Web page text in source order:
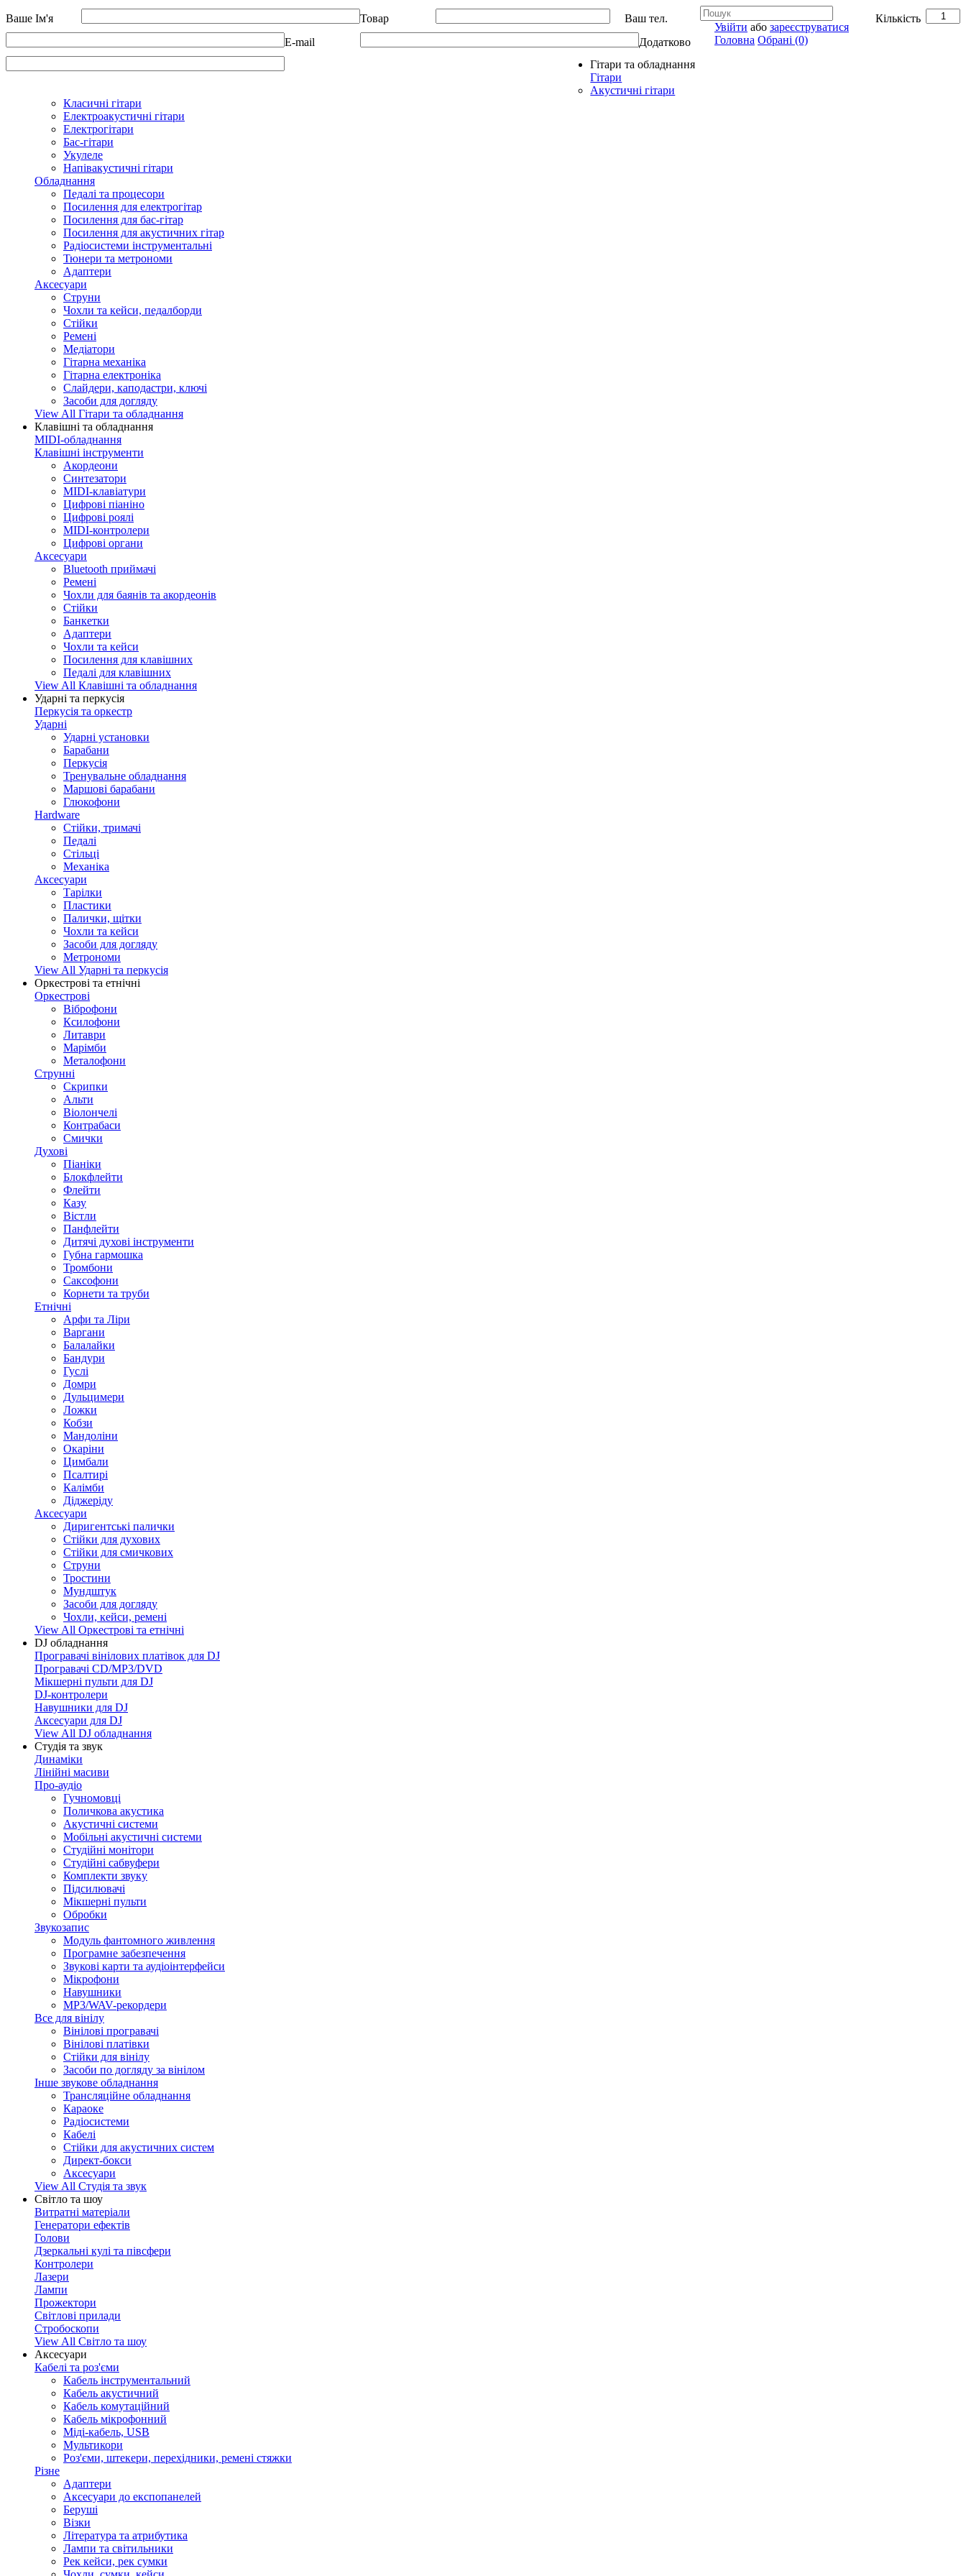
Ваше Ім'я Товар Кількість
Ваш тел.
E-mail
Додатково
Allegro - Music: Музичні інструменти в Україні
Увійти або зареєструватися
Головна Обрані (0)
Гітари та обладнання
Гітари
Акустичні гітари
Класичні гітари
Електроакустичні гітари
Електрогітари
Бас-гітари
Укулеле
Напівакустичні гітари
Обладнання
Педалі та процесори
Посилення для електрогітар
Посилення для бас-гітар
Посилення для акустичних гітар
Радіосистеми інструментальні
Тюнери та метрономи
Адаптери
Аксесуари
Струни
Чохли та кейси, педалборди
Стійки
Ремені
Медіатори
Гітарна механіка
Гітарна електроніка
Слайдери, каподастри, ключі
Засоби для догляду
View All Гітари та обладнання
Клавішні та обладнання
MIDI-обладнання
Клавішні інструменти
Акордеони
Синтезатори
MIDI-клавіатури
Цифрові піаніно
Цифрові роялі
MIDI-контролери
Цифрові органи
Аксесуари
Bluetooth приймачі
Ремені
Чохли для баянів та акордеонів
Стійки
Банкетки
Адаптери
Чохли та кейси
Посилення для клавішних
Педалі для клавішних
View All Клавішні та обладнання
Ударні та перкусія
Перкусія та оркестр
Ударні
Ударні установки
Барабани
Перкусія
Тренувальне обладнання
Маршові барабани
Глюкофони
Hardware
Стійки, тримачі
Педалі
Стільці
Механіка
Аксесуари
Тарілки
Пластики
Палички, щітки
Чохли та кейси
Засоби для догляду
Метрономи
View All Ударні та перкусія
Оркестрові та етнічні
Оркестрові
Віброфони
Ксилофони
Литаври
Марімби
Металофони
Струнні
Скрипки
Альти
Віолончелі
Контрабаси
Смички
Духові
Піаніки
Блокфлейти
Флейти
Казу
Вістли
Панфлейти
Дитячі духові інструменти
Губна гармошка
Тромбони
Саксофони
Корнети та труби
Етнічні
Арфи та Ліри
Варгани
Балалайки
Бандури
Гуслі
Домри
Дульцимери
Ложки
Кобзи
Мандоліни
Окаріни
Цимбали
Псалтирі
Калімби
Діджеріду
Аксесуари
Диригентські палички
Стійки для духових
Стійки для смичкових
Струни
Тростини
Мундштук
Засоби для догляду
Чохли, кейси, ремені
View All Оркестрові та етнічні
DJ обладнання
Програвачі вінілових платівок для DJ
Програвачі CD/MP3/DVD
Мікшерні пульти для DJ
DJ-контролери
Навушники для DJ
Аксесуари для DJ
View All DJ обладнання
Студія та звук
Динаміки
Лінійні масиви
Про-аудіо
Гучномовці
Поличкова акустика
Акустичні системи
Мобільні акустичні системи
Студійні монітори
Студійні сабвуфери
Комплекти звуку
Підсилювачі
Мікшерні пульти
Обробки
Звукозапис
Модуль фантомного живлення
Програмне забезпечення
Звукові карти та аудіоінтерфейси
Мікрофони
Навушники
MP3/WAV-рекордери
Все для вінілу
Вінілові програвачі
Вінілові платівки
Стійки для вінілу
Засоби по догляду за вінілом
Інше звукове обладнання
Трансляційне обладнання
Караоке
Радіосистеми
Кабелі
Стійки для акустичних систем
Директ-бокси
Аксесуари
View All Студія та звук
Світло та шоу
Витратні матеріали
Генератори ефектів
Голови
Дзеркальні кулі та півсфери
Контролери
Лазери
Лампи
Прожектори
Світлові прилади
Стробоскопи
View All Світло та шоу
Аксесуари
Кабелі та роз'єми
Кабель інструментальний
Кабель акустичний
Кабель комутаційний
Кабель мікрофонний
Міді-кабель, USB
Мультикори
Роз'єми, штекери, перехідники, ремені стяжки
Різне
Адаптери
Аксесуари до експопанелей
Беруші
Візки
Література та атрибутика
Лампи та світильники
Рек кейси, рек сумки